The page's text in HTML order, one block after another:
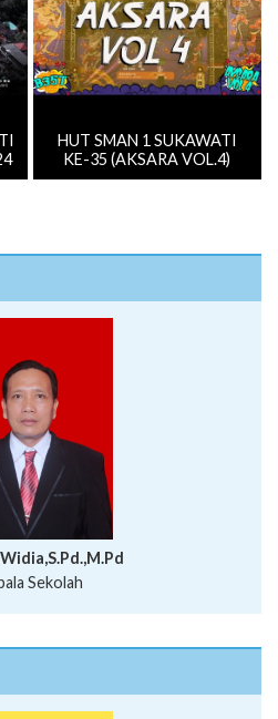
HUT SMAN 1 SUKAWATI
KE-35 (AKSARA VOL.4)
Sekolah